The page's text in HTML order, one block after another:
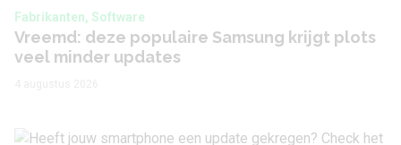
Fabrikanten, Software
Vreemd: deze populaire Samsung krijgt plots
veel minder updates